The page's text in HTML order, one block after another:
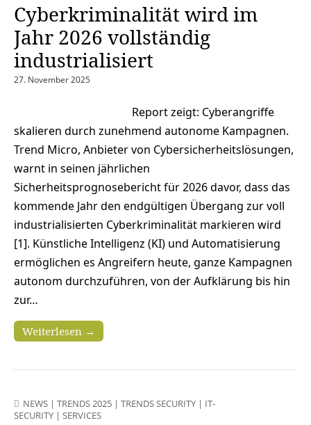
Cyberkriminalität wird im
Jahr 2026 vollständig
industrialisiert
27. November 2025
Report zeigt: Cyberangriffe
skalieren durch zunehmend autonome Kampagnen.
Trend Micro, Anbieter von Cybersicherheitslösungen,
warnt in seinen jährlichen
Sicherheitsprognosebericht für 2026 davor, dass das
kommende Jahr den endgültigen Übergang zur voll
industrialisierten Cyberkriminalität markieren wird
[1]. Künstliche Intelligenz (KI) und Automatisierung
ermöglichen es Angreifern heute, ganze Kampagnen
autonom durchzuführen, von der Aufklärung bis hin
zur…
Weiterlesen →
NEWS | TRENDS 2025 | TRENDS SECURITY | IT-
SECURITY | SERVICES